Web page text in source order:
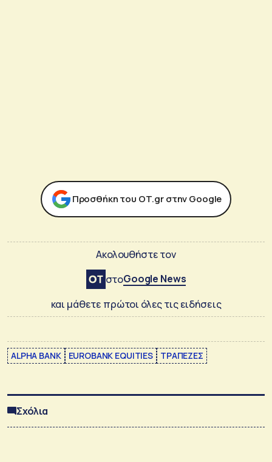
Προσθήκη του ΟΤ.gr στην Google
Ακολουθήστε τον
στοGoogle News
και μάθετε πρώτοι όλες τις ειδήσεις
ALPHA BANK EUROBANK EQUITIES ΤΡΑΠΕΖΕΣ
Σχόλια